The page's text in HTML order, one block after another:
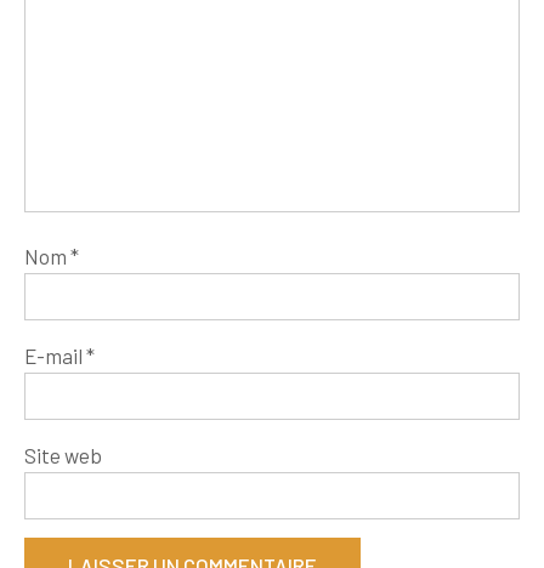
Nom *
E-mail *
Site web